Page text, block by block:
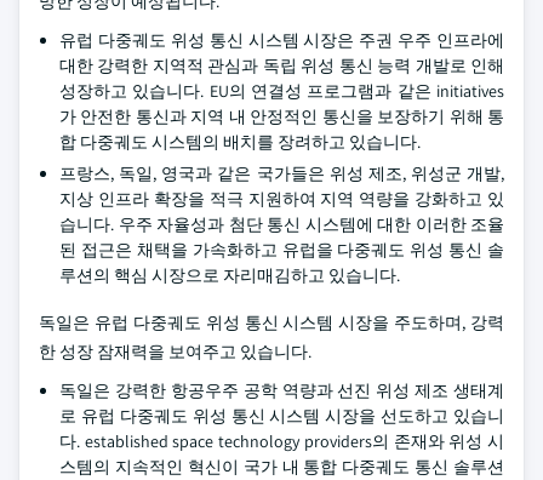
유럽 다중궤도 위성 통신 시스템 시장은 주권 우주 인프라에
대한 강력한 지역적 관심과 독립 위성 통신 능력 개발로 인해
성장하고 있습니다. EU의 연결성 프로그램과 같은 initiatives
가 안전한 통신과 지역 내 안정적인 통신을 보장하기 위해 통
합 다중궤도 시스템의 배치를 장려하고 있습니다.
프랑스, 독일, 영국과 같은 국가들은 위성 제조, 위성군 개발,
지상 인프라 확장을 적극 지원하여 지역 역량을 강화하고 있
습니다. 우주 자율성과 첨단 통신 시스템에 대한 이러한 조율
된 접근은 채택을 가속화하고 유럽을 다중궤도 위성 통신 솔
루션의 핵심 시장으로 자리매김하고 있습니다.
독일은 유럽 다중궤도 위성 통신 시스템 시장을 주도하며, 강력
한 성장 잠재력을 보여주고 있습니다.
독일은 강력한 항공우주 공학 역량과 선진 위성 제조 생태계
로 유럽 다중궤도 위성 통신 시스템 시장을 선도하고 있습니
다. established space technology providers의 존재와 위성 시
스템의 지속적인 혁신이 국가 내 통합 다중궤도 통신 솔루션